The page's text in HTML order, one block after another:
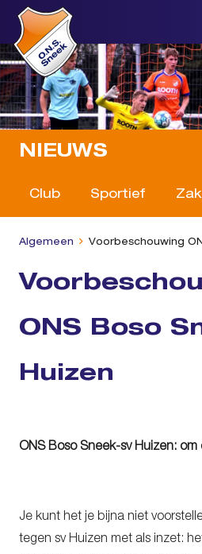
NIEUWS
Club Sportief
Algemeen Voorbeschouwing
ONS Boso
Huizen
ONS Boso Sneek-sv Huizen:
Je kunt het je bijna niet
tegen sv Huizen met als inzet: